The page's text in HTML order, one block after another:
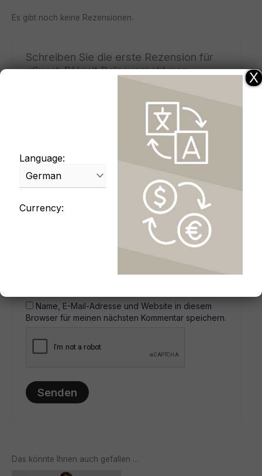
Es gibt noch keine Rezensionen.
Schreiben Sie die erste Rezension für
«Sport-BH mit Reissverschluss»
Name, E-Mail-Adresse und Website in diesem
Browser für meinen nächsten Kommentar speichern.
Das könnte Ihnen auch gefallen …
Language:
Currency:
X